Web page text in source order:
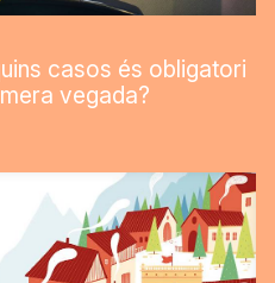
casos és obligatori
vegada?